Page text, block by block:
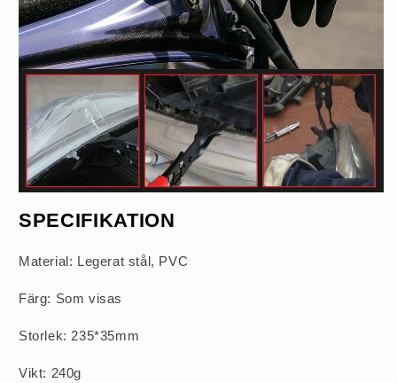
SPECIFIKATION
Material: Legerat stål, PVC
Färg: Som visas
Storlek: 235*35mm
Vikt: 240g